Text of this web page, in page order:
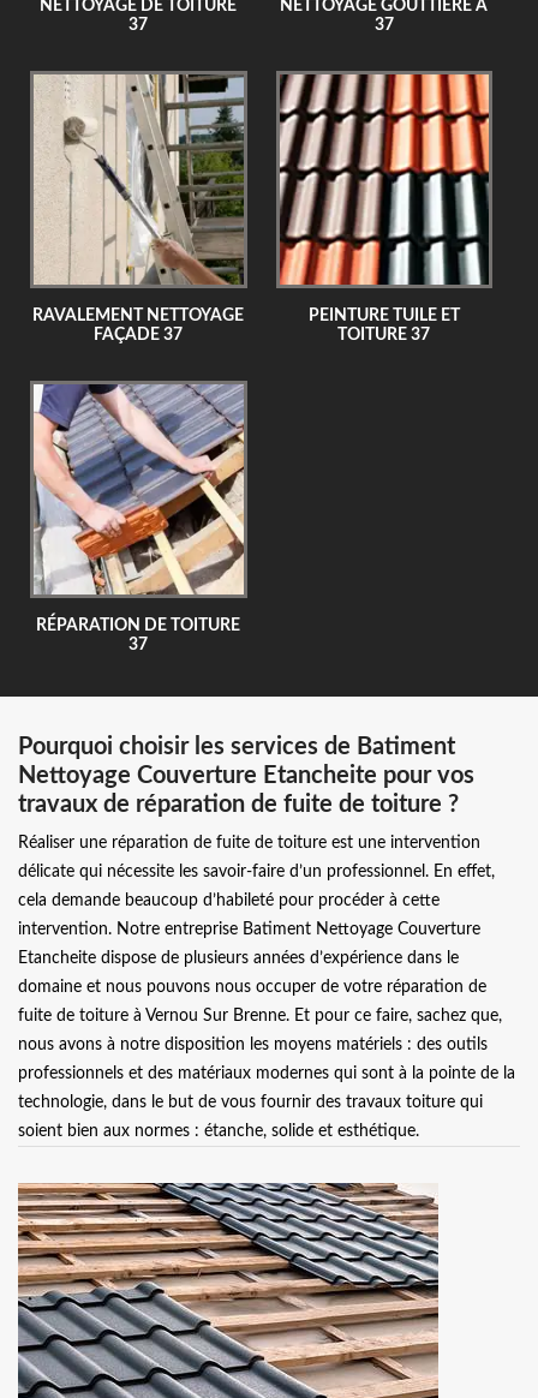
NETTOYAGE DE TOITURE
37
NETTOYAGE GOUTTIÈRE À
37
RAVALEMENT NETTOYAGE
FAÇADE 37
PEINTURE TUILE ET
TOITURE 37
RÉPARATION DE TOITURE
37
Pourquoi choisir les services de Batiment
Nettoyage Couverture Etancheite pour vos
travaux de réparation de fuite de toiture ?
Réaliser une réparation de fuite de toiture est une intervention
délicate qui nécessite les savoir-faire d’un professionnel. En effet,
cela demande beaucoup d’habileté pour procéder à cette
intervention. Notre entreprise Batiment Nettoyage Couverture
Etancheite dispose de plusieurs années d’expérience dans le
domaine et nous pouvons nous occuper de votre réparation de
fuite de toiture à Vernou Sur Brenne. Et pour ce faire, sachez que,
nous avons à notre disposition les moyens matériels : des outils
professionnels et des matériaux modernes qui sont à la pointe de la
technologie, dans le but de vous fournir des travaux toiture qui
soient bien aux normes : étanche, solide et esthétique.